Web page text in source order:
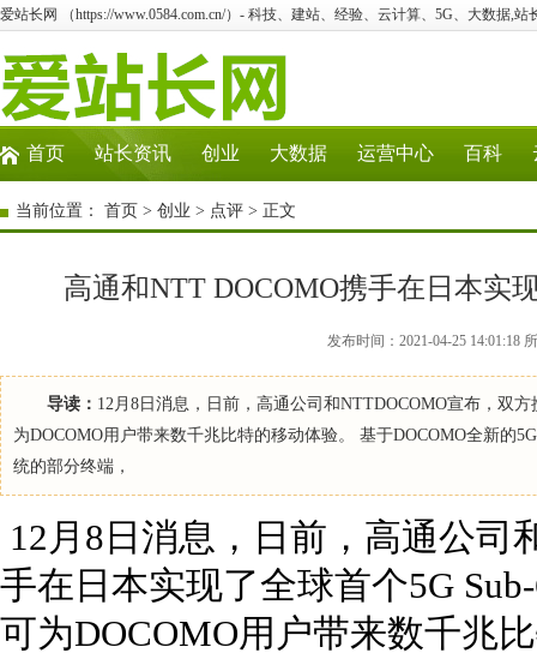
爱站长网 （https://www.0584.com.cn/）- 科技、建站、经验、云计算、5G、大数据,站
首页 站长资讯 创业 大数据 运营中心 百科
当前位置： 首页 > 创业 > 点评 > 正文
高通和NTT DOCOMO携手在日本实
发布时间：2021-04-25 14:01:18
导读： 12月8日消息，日前，高通公司和NTTDOCOMO宣布，双
为DOCOMO用户带来数千兆比特的移动体验。 基于DOCOMO全新的
统的部分终端，
12月8日消息，日前，高通公司
手在日本实现了全球首个5G
可为DOCOMO用户带来数千兆